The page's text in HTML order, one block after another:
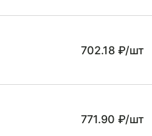
702.18 ₽/шт
771.90 ₽/шт